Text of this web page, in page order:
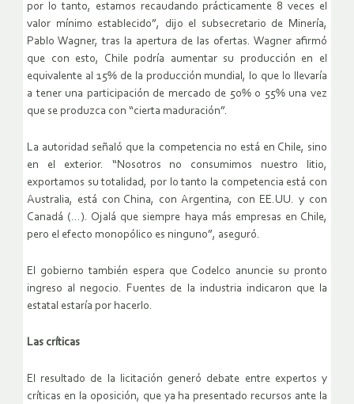
por lo tanto, estamos recaudando prácticamente 8 veces el
valor mínimo establecido”, dijo el subsecretario de Minería,
Pablo Wagner, tras la apertura de las ofertas. Wagner afirmó
que con esto, Chile podría aumentar su producción en el
equivalente al 15% de la producción mundial, lo que lo llevaría
a tener una participación de mercado de 50% o 55% una vez
que se produzca con “cierta maduración”.
La autoridad señaló que la competencia no está en Chile, sino
en el exterior. “Nosotros no consumimos nuestro litio,
exportamos su totalidad, por lo tanto la competencia está con
Australia, está con China, con Argentina, con EE.UU. y con
Canadá (…). Ojalá que siempre haya más empresas en Chile,
pero el efecto monopólico es ninguno”, aseguró.
El gobierno también espera que Codelco anuncie su pronto
ingreso al negocio. Fuentes de la industria indicaron que la
estatal estaría por hacerlo.
Las críticas
El resultado de la licitación generó debate entre expertos y
críticas en la oposición, que ya ha presentado recursos ante la